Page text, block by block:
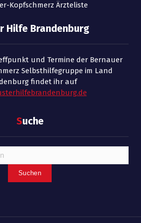
Kopfschmerz Ärzteliste
Hilfe Brandenburg
und Termine der Bernauer
Selbsthilfegruppe im Land
findet ihr auf
Suche
Suchen